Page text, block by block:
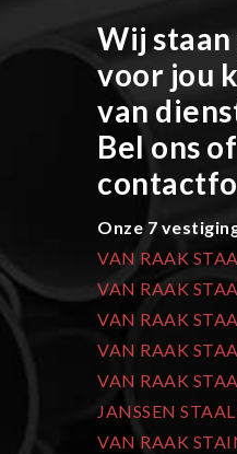
Wij
voor jou
van
Bel ons
Onze 7
VAN RAAK
VAN RAAK
VAN RAAK
VAN RAAK
VAN RAAK
JANSSEN
VAN RAAK